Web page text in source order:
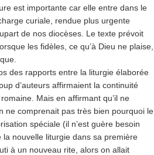
est importante car elle entre dans le
curiale, rendue plus urgente
de nos diocèses. Le texte prévoit
les fidèles, ce qu’à Dieu ne plaise,
des rapports entre la liturgie élaborée
d’auteurs affirmaient la continuité
Mais en affirmant qu’il ne
ne comprenait pas très bien pourquoi le
spéciale (il n’est guère besoin
la nouvelle liturgie dans sa première
à un nouveau rite, alors on allait